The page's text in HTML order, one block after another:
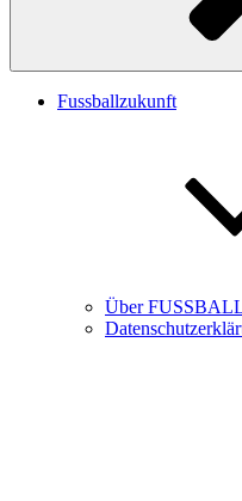
Fussballzukunft
Über